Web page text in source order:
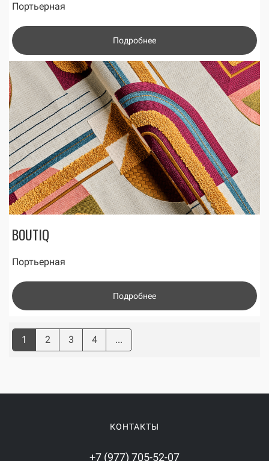
Портьерная
Подробнее
BOUTIQ
Портьерная
Подробнее
1 2 3 4 ...
КОНТАКТЫ
+7 (977) 705-52-07